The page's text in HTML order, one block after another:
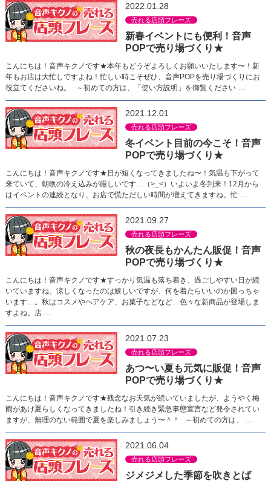
2022.01.28
売れる店頭フレーズ
新春イベントにも便利！音声
POPで売り場づくり★
こんにちは！音声キクノです★本年もどうぞよろしくお願いいたします〜！新
年もお店は大忙しですよね！忙しい時こそぜひ、音声POPを売り場づくりにお
役立てくださいね。 ～初めての方は、「使い方説明」を御覧ください …
2021.12.01
売れる店頭フレーズ
冬イベント目前の今こそ！音声
POPで売り場づくり★
こんにちは！音声キクノです★日が短くなってきましたね〜！気温も下がって
来ていて、朝晩の冷え込みが厳しいです…（>_<）いよいよ冬到来！12月から
はイベントの連続となり、お店で慌ただしい時間が増えてきますね。忙 …
2021.09.27
売れる店頭フレーズ
秋の夜長もかんたん販促！音声
POPで売り場づくり★
こんにちは！音声キクノです★すっかり気温も落ち着き、過ごしやすい日が続
いていますね。涼しくなったのは嬉しいですが、何を着たらいいのか困っちゃ
います…。秋はコスメやヘアケア、お菓子などなど…色々な新商品が登場しま
すよね。店 …
2021.07.23
売れる店頭フレーズ
あつ〜い夏も元気に販促！音声
POPで売り場づくり★
こんにちは！音声キクノです★残念なお天気が続いていましたが、ようやく梅
雨があけ夏らしくなってきましたね！引き続き緊急事態宣言など発令されてい
ますが、無理のない範囲で夏を楽しみましょう〜＾＾ ～初めての方は、 …
2021.06.04
売れる店頭フレーズ
ジメジメした季節を吹きとば